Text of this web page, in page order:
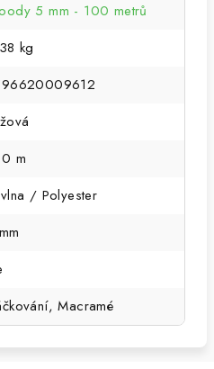
5 mm - 100 metrů
kg
m
/ Polyester
Macramé